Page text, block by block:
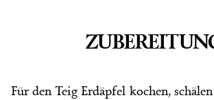
Für den Teig Erdäpfel kochen,